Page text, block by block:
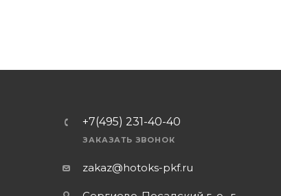
+7(495) 231-40-40
ЗАКАЗАТЬ ЗВОНОК
zakaz@hotoks-pkf.ru